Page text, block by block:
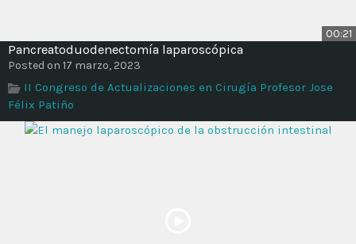
00:21
Pancreatoduodenectomía laparoscópica
Posted on 17 marzo, 2023
II Congreso de Actualizaciones en Cirugía Profesor Jose
Félix Patiño